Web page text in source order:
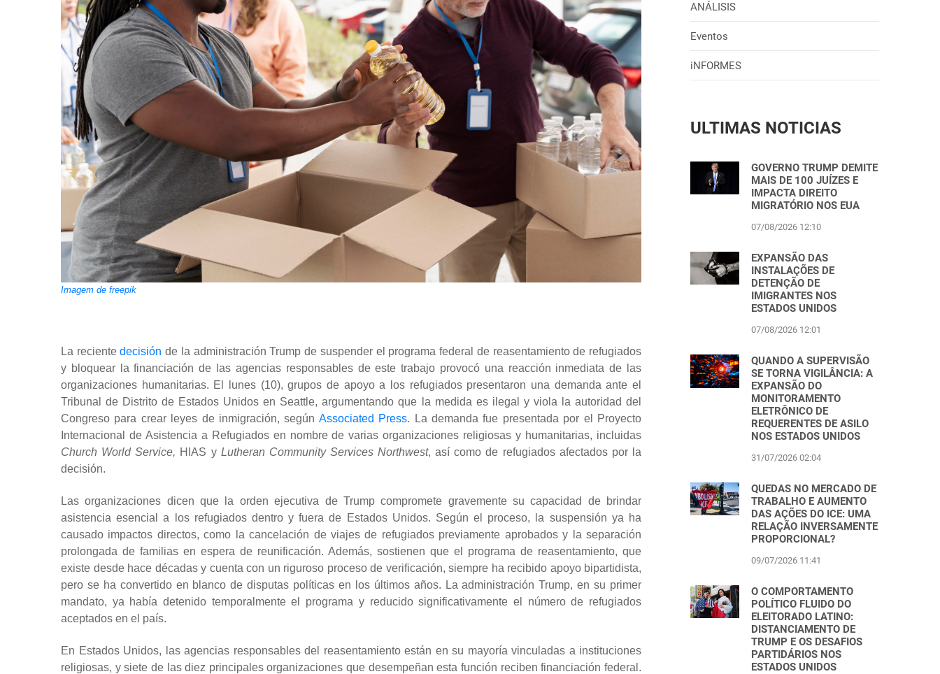
Imagem de freepik
La recientedecisión de la administración Trump de suspender el programa federal de reasentamiento de refugiados
y bloquear la financiación de las agencias responsables de este trabajo provocó una reacción inmediata de las
organizaciones humanitarias. El lunes (10), grupos de apoyo a los refugiados presentaron una demanda ante el
Tribunal de Distrito de Estados Unidos en Seattle, argumentando que la medida es ilegal y viola la autoridad del
Congreso para crear leyes de inmigración, según Associated Press. La demanda fue presentada por el Proyecto
Internacional de Asistencia a Refugiados en nombre de varias organizaciones religiosas y humanitarias, incluidas
Church World Service, HIAS y Lutheran Community Services Northwest, así como de refugiados afectados por la
decisión.
Las organizaciones dicen que la orden ejecutiva de Trump compromete gravemente su capacidad de brindar
asistencia esencial a los refugiados dentro y fuera de Estados Unidos. Según el proceso, la suspensión ya ha
causado impactos directos, como la cancelación de viajes de refugiados previamente aprobados y la separación
prolongada de familias en espera de reunificación. Además, sostienen que el programa de reasentamiento, que
existe desde hace décadas y cuenta con un riguroso proceso de verificación, siempre ha recibido apoyo bipartidista,
pero se ha convertido en blanco de disputas políticas en los últimos años. La administración Trump, en su primer
mandato, ya había detenido temporalmente el programa y reducido significativamente el número de refugiados
aceptados en el país.
En Estados Unidos, las agencias responsables del reasentamiento están en su mayoría vinculadas a instituciones
religiosas, y siete de las diez principales organizaciones que desempeñan esta función reciben financiación federal.
ANÁLISIS
Eventos
iNFORMES
ULTIMAS NOTICIAS
GOVERNO TRUMP DEMITE
MAIS DE 100 JUÍZES E
IMPACTA DIREITO
MIGRATÓRIO NOS EUA
07/08/2026 12:10
EXPANSÃO DAS
INSTALAÇÕES DE
DETENÇÃO DE
IMIGRANTES NOS
ESTADOS UNIDOS
07/08/2026 12:01
QUANDO A SUPERVISÃO
SE TORNA VIGILÂNCIA: A
EXPANSÃO DO
MONITORAMENTO
ELETRÔNICO DE
REQUERENTES DE ASILO
NOS ESTADOS UNIDOS
31/07/2026 02:04
QUEDAS NO MERCADO DE
TRABALHO E AUMENTO
DAS AÇÕES DO ICE: UMA
RELAÇÃO INVERSAMENTE
PROPORCIONAL?
09/07/2026 11:41
O COMPORTAMENTO
POLÍTICO FLUIDO DO
ELEITORADO LATINO:
DISTANCIAMENTO DE
TRUMP E OS DESAFIOS
PARTIDÁRIOS NOS
ESTADOS UNIDOS